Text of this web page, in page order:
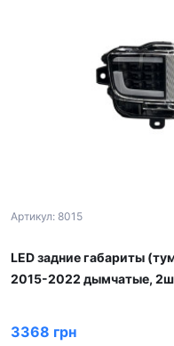
Артикул: 8015
LED задние габариты
2015-2022 дымчатые,
3368 грн